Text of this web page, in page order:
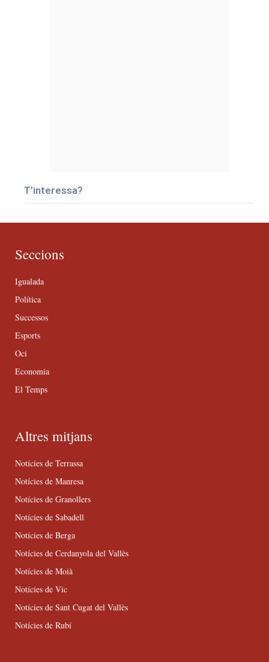
T’interessa?
Seccions
Igualada
Política
Successos
Esports
Oci
Economia
El Temps
Altres mitjans
Notícies de Terrassa
Notícies de Manresa
Notícies de Granollers
Notícies de Sabadell
Notícies de Berga
Notícies de Cerdanyola del Vallès
Notícies de Moià
Notícies de Vic
Notícies de Sant Cugat del Vallès
Notícies de Rubí